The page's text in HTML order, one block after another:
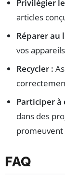
Privilégier
articles
Réparer au
vos
Recycler :
Participer à
dans des
promeuvent
FAQ